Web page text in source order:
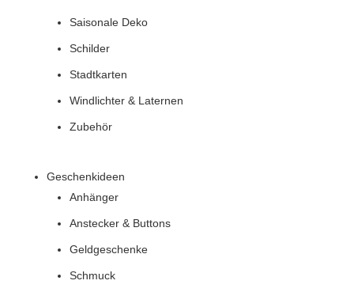
Saisonale Deko
Schilder
Stadtkarten
Windlichter & Laternen
Zubehör
Geschenkideen
Anhänger
Anstecker & Buttons
Geldgeschenke
Schmuck